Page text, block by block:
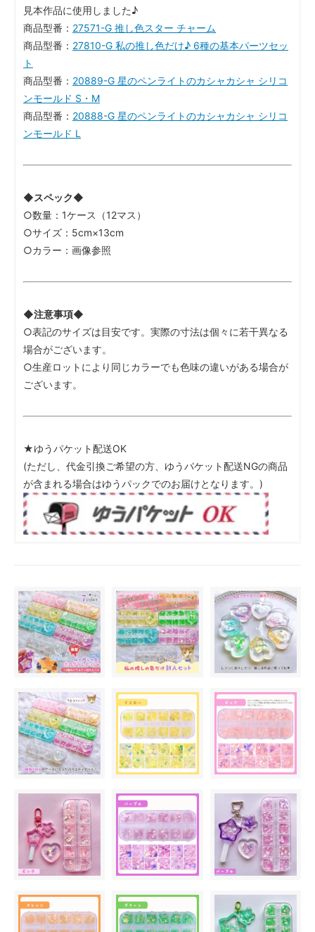
見本作品に使用しました♪
商品型番： 27571-G 推し色スター チャーム
商品型番： 27810-G 私の推し色だけ♪ 6種の基本パーツセッ
ト
商品型番： 20889-G 星のペンライトのカシャカシャ シリコ
ンモールド S・M
商品型番： 20888-G 星のペンライトのカシャカシャ シリコ
ンモールド L
◆スペック◆
○数量：1ケース（12マス）
○サイズ：5cm×13cm
○カラー：画像参照
◆注意事項◆
○表記のサイズは目安です。実際の寸法は個々に若干異なる
場合がございます。
○生産ロットにより同じカラーでも色味の違いがある場合が
ございます。
★ゆうパケット配送OK
(ただし、代金引換ご希望の方、ゆうパケット配送NGの商品
が含まれる場合はゆうパックでのお届けとなります。)